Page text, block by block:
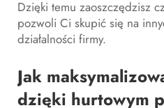
Dzięki temu zaoszczędzisz
pozwoli Ci skupić się na
działalności firmy.
Jak
dzięki hurtowym